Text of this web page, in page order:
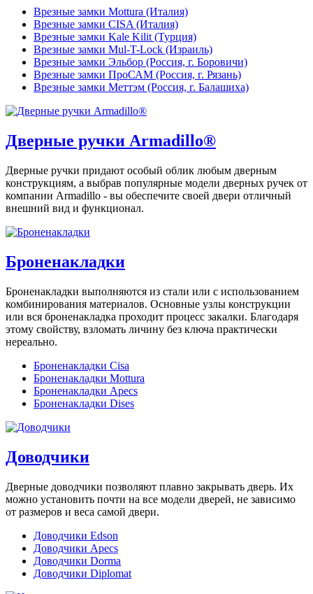
Врезные замки Mottura (Италия)
Врезные замки CISA (Италия)
Врезные замки Kale Kilit (Турция)
Врезные замки Mul-T-Lock (Израиль)
Врезные замки Эльбор (Россия, г. Боровичи)
Врезные замки ПроСАМ (Россия, г. Рязань)
Врезные замки Меттэм (Россия, г. Балашиха)
Дверные ручки Armadillo®
Дверные ручки придают особый облик любым дверным
конструкциям, а выбрав популярные модели дверных ручек от
компании Armadillo - вы обеспечите своей двери отличный
внешний вид и функционал.
Броненакладки
Броненакладки выполняются из стали или с использованием
комбинирования материалов. Основные узлы конструкции
или вся броненакладка проходит процесс закалки. Благодаря
этому свойству, взломать личину без ключа практически
нереально.
Броненакладки Cisa
Броненакладки Mottura
Броненакладки Apecs
Броненакладки Dises
Доводчики
Дверные доводчики позволяют плавно закрывать дверь. Их
можно установить почти на все модели дверей, не зависимо
от размеров и веса самой двери.
Доводчики Edson
Доводчики Apecs
Доводчики Dorma
Доводчики Diplomat